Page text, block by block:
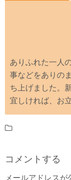
ありふれた一人
事などをありの
ち上げました。
宜しければ、お
コメントする
メールアドレスが